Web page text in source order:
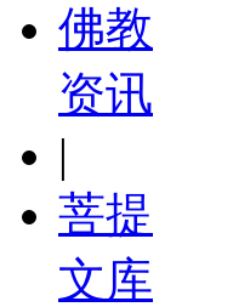
佛教
资讯
|
菩提
文库